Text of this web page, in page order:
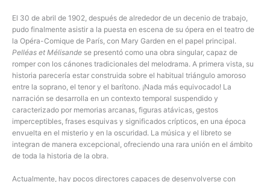
El 30 de abril de 1902, después de alrededor de un decenio de trabajo,
pudo finalmente asistir a la puesta en escena de su ópera en el teatro de
la Opéra-Comique de París, con Mary Garden en el papel principal.
Pelléas et Mélisande se presentó como una obra singular, capaz de
romper con los cánones tradicionales del melodrama. A primera vista, su
historia parecería estar construida sobre el habitual triángulo amoroso
entre la soprano, el tenor y el barítono. ¡Nada más equivocado! La
narración se desarrolla en un contexto temporal suspendido y
caracterizado por memorias arcanas, figuras atávicas, gestos
imperceptibles, frases esquivas y significados crípticos, en una época
envuelta en el misterio y en la oscuridad. La música y el libreto se
integran de manera excepcional, ofreciendo una rara unión en el ámbito
de toda la historia de la obra.
Actualmente, hay pocos directores capaces de desenvolverse con